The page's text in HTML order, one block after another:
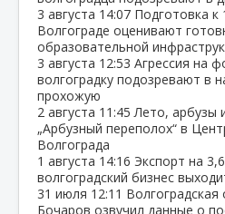
3 августа 14:07 Подготовка к
Волгограде оценивают
образовательной
3 августа 12:53 Агрессия на
волгоградку подозревают в
прохожую
2 августа 11:45 Лето, арбузы
„Арбузный переполох“ в
Волгограда
1 августа 14:16 Экспорт на
волгоградский бизнес
31 июля 12:11
Бочаров озвучил данные о